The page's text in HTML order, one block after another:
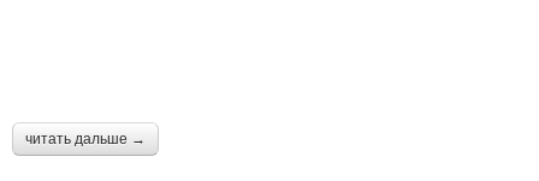
читать дальше →